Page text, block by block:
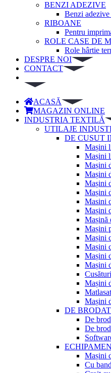
BENZI ADEZIVE
Benzi
RIBOANE
Pentru
ROLE CASE DE
Role hârtie
DESPRE NOI
CONTACT
ACASĂ
MAGAZIN ONLINE
INDUSTRIA TEXTILĂ
UTILAJE
DE CUSUT
Mașini
Mașini
Mașini
Mașini
Mașini
Mașini
Masini
Mașini
Mașină
Mașini
Mașini
Mașini
Mașini
Mașini
Mașini
Mașini
DE
De
De
Mașini
Cu